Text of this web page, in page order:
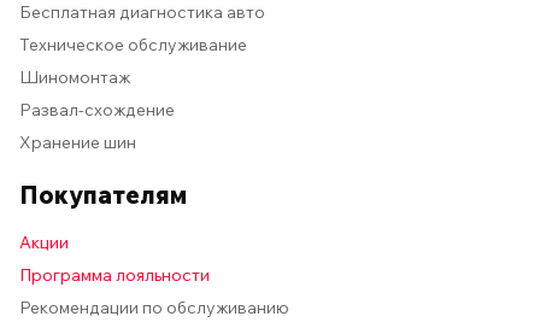
Бесплатная диагностика авто
Техническое обслуживание
Шиномонтаж
Развал-схождение
Хранение шин
Покупателям
Акции
Программа лояльности
Рекомендации по обслуживанию